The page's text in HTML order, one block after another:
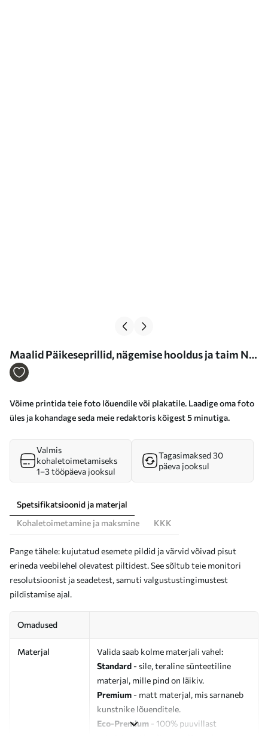
Maalid Päikeseprillid, nägemise hooldus ja taim Nr
s33425
Võime printida teie foto lõuendile või plakatile. Laadige oma foto
üles ja kohandage seda meie redaktoris kõigest 5 minutiga.
Valmis
kohaletoimetamiseks
1–3 tööpäeva jooksul
Tagasimaksed 30
päeva jooksul
Spetsifikatsioonid ja materjal
Kohaletoimetamine ja maksmine
KKK
Pange tähele: kujutatud esemete pildid ja värvid võivad pisut
erineda veebilehel olevatest piltidest. See sõltub teie monitori
resolutsioonist ja seadetest, samuti valgustustingimustest
pildistamise ajal.
Omadused
Materjal
Valida saab kolme materjali vahel:
Standard - sile, teraline sünteetiline
materjal, mille pind on läikiv.
Premium - matt materjal, mis sarnaneb
kunstnike lõuenditele.
Eco-Premium - 100% puuvillast